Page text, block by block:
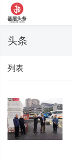
头条
列表